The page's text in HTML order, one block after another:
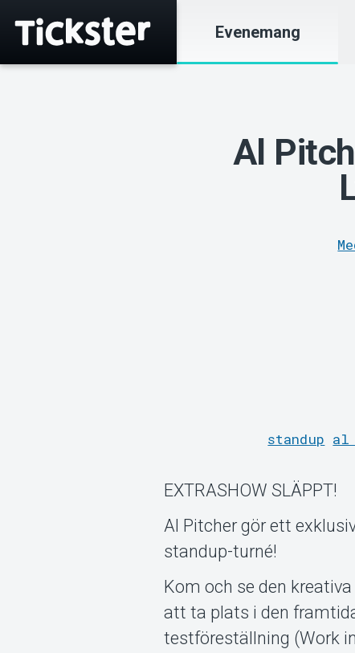
Evenemang
Al
standup al
EXTRASHOW SLÄPPT!
Al Pitcher gör ett
standup-turné!
Kom och se den
att ta plats i den
testföreställning (Work